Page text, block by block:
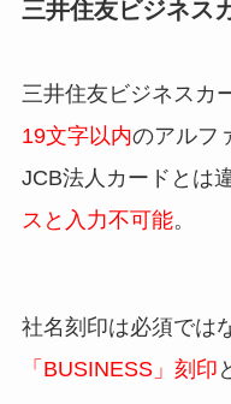
三井住友ビジネス
三井住友ビジネスカ
19文字以内のアルフ
JCB法人カードとは違
スと入力不可能。
社名刻印は必須では
「BUSINESS」刻印